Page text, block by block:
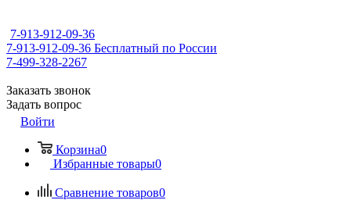
7-913-912-09-36
7-913-912-09-36 Бесплатный по России
7-499-328-2267
Заказать звонок
Задать вопрос
Войти
Корзина0
Избранные товары0
Сравнение товаров0